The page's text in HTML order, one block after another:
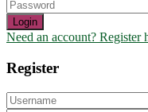
Login
Need an account? Register
Register